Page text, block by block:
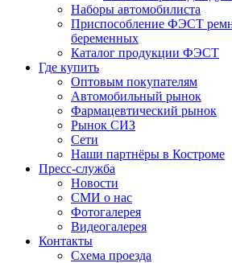
Наборы автомобилиста
Приспособление ФЭСТ
беременных
Каталог продукции ФЭСТ
Где купить
Оптовым покупателям
Автомобильный рынок
Фармацевтический рынок
Рынок СИЗ
Сети
Наши партнёры в Костроме
Пресс-служба
Новости
СМИ о нас
Фотогалерея
Видеогалерея
Контакты
Схема проезда